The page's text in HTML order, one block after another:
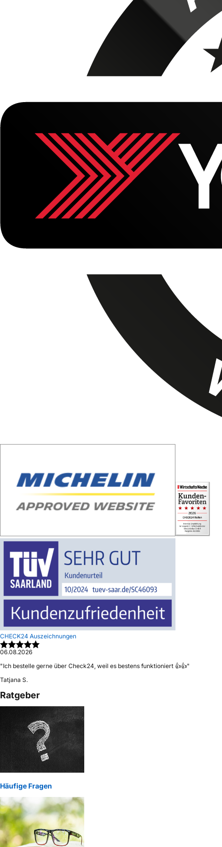
CHECK24 Auszeichnungen
06.08.2026
"Ich bestelle gerne über Check24, weil es bestens funktioniert 👍👍"
Tatjana S.
Ratgeber
Häufige Fragen